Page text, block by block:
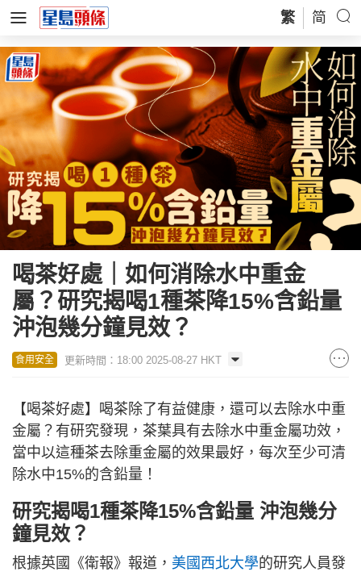
繁 简
喝茶好處｜如何消除水中重金
屬？研究揭喝1種茶降15%含鉛量
沖泡幾分鐘見效？
食用安全 更新時間：18:00 2025-08-27 HKT
【喝茶好處】喝茶除了有益健康，還可以去除水中重
金屬？有研究發現，茶葉具有去除水中重金屬功效，
當中以這種茶去除重金屬的效果最好，每次至少可清
除水中15%的含鉛量！
研究揭喝1種茶降15%含鉛量 沖泡幾分
鐘見效？
根據英國《衛報》報道， 美國西北大學的研究人員發